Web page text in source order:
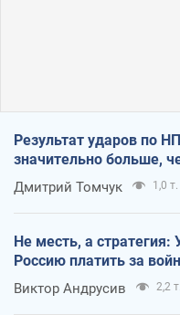
Результат ударов по
значительно больше,
Дмитрий Томчук 1,0 т.
Не месть, а стратегия:
Россию платить за
Виктор Андрусив 2,2 т.